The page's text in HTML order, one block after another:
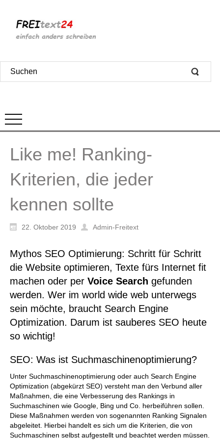
Like me! Ranking-
Kriterien, die jeder
kennen sollte
22. Oktober 2019 Admin-Freitext
Mythos SEO Optimierung: Schritt für Schritt
die Website optimieren, Texte fürs Internet fit
machen oder per Voice Search gefunden
werden. Wer im world wide web unterwegs
sein möchte, braucht Search Engine
Optimization. Darum ist sauberes SEO heute
so wichtig!
SEO: Was ist Suchmaschinenoptimierung?
Unter Suchmaschinenoptimierung oder auch Search Engine
Optimization (abgekürzt SEO) versteht man den Verbund aller
Maßnahmen, die eine Verbesserung des Rankings in
Suchmaschinen wie Google, Bing und Co. herbeiführen sollen.
Diese Maßnahmen werden von sogenannten Ranking Signalen
abgeleitet. Hierbei handelt es sich um die Kriterien, die von
Suchmaschinen selbst aufgestellt und beachtet werden müssen.